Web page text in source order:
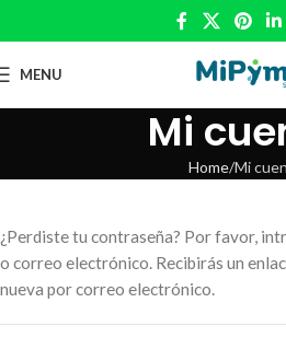
MENU
Mi
Home Mi
¿Perdiste tu contraseña? Por favor,
o correo electrónico. Recibirás un
nueva por correo electrónico.